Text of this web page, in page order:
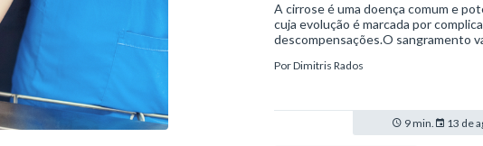
A cirrose é uma doença comum e
cuja evolução é marcada por
descompensações.O sangramento
pessoas com cirrose.Ele é causado
PorDimitris Rados
9 min. 13 de